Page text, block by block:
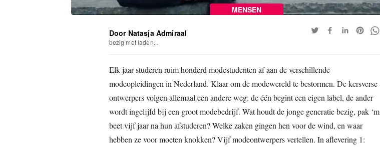
MENSEN
Door Natasja Admiraal
bezig met laden...
Elk jaar studeren ruim honderd modestudenten af aan de verschillende
modeopleidingen in Nederland. Klaar om de modewereld te bestormen. De kersverse
ontwerpers volgen allemaal een andere weg: de één begint een eigen label, de ander
wordt ingelijfd bij een groot modebedrijf. Wat houdt de jonge generatie bezig, pak ‘m
beet vijf jaar na hun afstuderen? Welke zaken gingen hen voor de wind, en waar
hebben ze voor moeten knokken? Vijf modeontwerpers vertellen. In aflevering 1: